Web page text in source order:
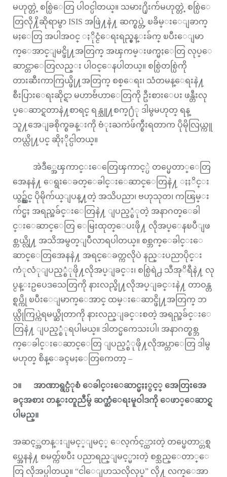
မဟုတ္တဲ့ စစ္ပြဲေတြ ပါဝင္ပါတယ္။ သမား႐ိုးက်မဟုတ္တဲ့ စစ္ပြဲေ
တြလို႔ိဆိုရာမွာ ISIS အဖြဲ႔နဲ႔ ဆက္စပ္တဲ့ ၿခိမ္းေျခာက္
မႈေတြ အပါအဝင္ ႏိုင္ငံေရးရည္မွန္းခ်က္ ၿပီးေျမာ
က္ေအာင္ျမင္ဖို႔အတြက္ အၾကမ္းဖက္မႈေတြ လုပ္ေ
ဆာင္တာေတြလည္း ပါဝင္ေနပါတယ္။ စစ္ပြဲတစ္ပြဲကို
တားဆီးကာကြယ္ဖို႔အတြက္ စစ္ေရး၊ သံတမန္ေရးနဲ႔
စီးပြားေရးဆိုင္ရာ မဟာဗ်ဴဟာေတြကို ဦးစားေပး ဖန္တီးလု
ပ္ေဆာင္ရတာနဲ႔စာရင္ ရန္သူ႔စက္႐ံု ဒါမွမဟုတ္ ရန္
သူ႔အေျခစိုက္စခန္းကို ဗံုးႀကဲဖ်က္စီးရတာက ပိုမိုလြယ္ကူ
တယ္လို႔ပင္ ဆိုႏိုင္ပါတယ္။
အဲဒီ္အေၾကာင္းေတြေၾကာင့္ပဲ တပ္မေတာ္ေတြ
အေနနဲ႔ ေရွးေခတ္ေခါင္းေဆာင္ေတြနဲ႔ ႏႈိင္း
ယွဥ္လွ်င္ ပိုမိုက်ယ္ျပန္႔တဲ့ အသိပညာ၊ ဗဟုသုတ၊ ကၽြမ္း
က်င္မႈ အရည္အခ်င္းေတြနဲ႔ ျပည့္စံုတဲ့ အနာဂတ္ေခါ
င္းေဆာင္ေတြ ေမြးထုတ္ေပးဖို႔ လိုအပ္ေနၿပီျဖ
စ္တယ္လို႔ အသိအမွတ္ျပဳလာရပါတယ္။ စစ္ဘက္ေခါင္းေ
ဆာင္ေတြအေနနဲ႔ အရင္ေခတ္ကလိုပဲ နည္းပညာပိုင္း
ကံုလံုျပည့္စံုဖို႔လိုအပ္ျခင္း၊ စစ္ပြဲရဲ႕ သီအုိရီနဲ႔ လု
ပ္ငန္းဥပေဒသေတြကို နားလည္ဖို႔လိုအပ္ျခင္းနဲ႔ တာဝန္တ
စ္ရပ္ကို ၿပီးေျမာက္ေအာင္ ထမ္းေဆာင္ဖို႔အတြက္ ဘ
ယ္လိုကြပ္ကဲရမယ္ဆိုတာကို နားလည္ျခင္းစတဲ့ အရည္အခ်င္းေ
တြနဲ႔ ျပည့္စံုရပါမယ္။ ဒါတင္မကေသးပါ၊ အနာဂတ္စစ္ဘ
က္ေခါင္းေဆာင္ေတြ ျပည့္စံုဖို႔လိုအပ္တာေတြ ဒါမွ
မဟုတ္ စိန္ေခၚမႈေတြကေတာ့ –
၁။
အာဏာရွင္ပံုစံ ေခါင္းေဆာင္မႈႏွင့္ အေတြးအေ
ခၚအစား တန္းတူညီမွ် ဆက္ဆံေရးမူဝါဒကို ေဖာ္ေဆာင္ရ
ပါမည္။
အဆင့္အတန္းျမင့္ျမင့္ ေလ့က်င့္ထားတဲ့ တပ္မေတာ္တစ္ရ
ပ္အေနနဲ႔ စမတ္က်ၿပီး ပညာရည္ျမင့္မားတဲ့ စစ္သည္ေတာ္ေ
တြ လိုအပ္ပါတယ္။ “ငါေျပာသလိုလုပ္” လို႔ လက္ေအာ